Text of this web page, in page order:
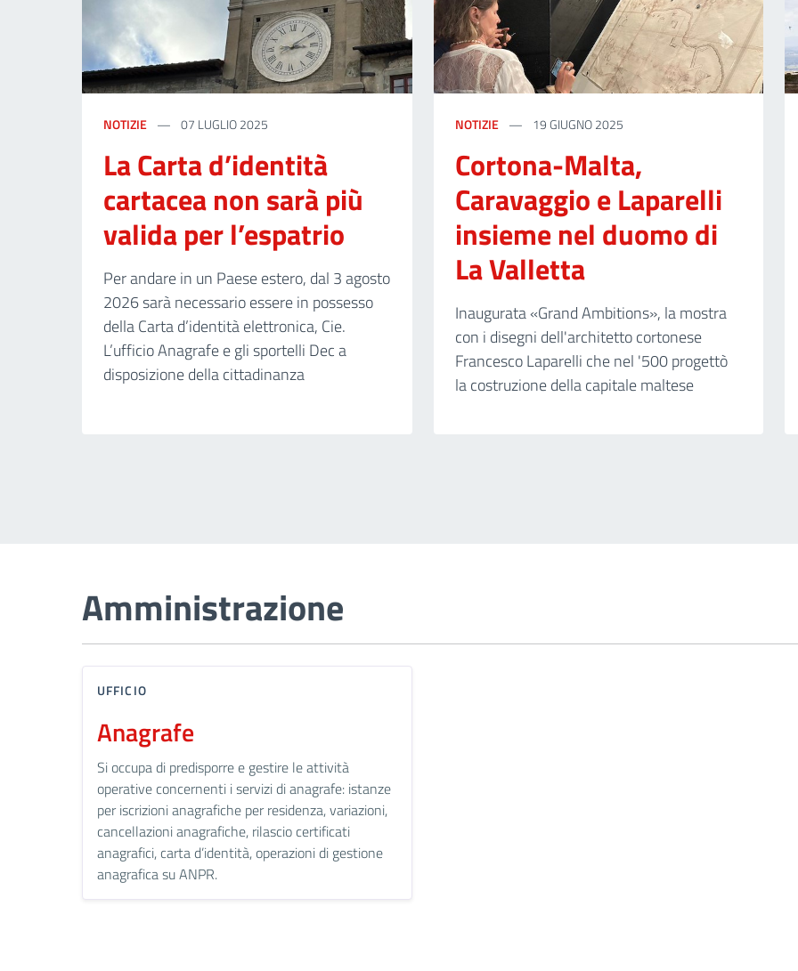
NOTIZIE 07 LUGLIO 2025
La Carta d’identità
cartacea non sarà più
valida per l’espatrio
Per andare in un Paese estero, dal 3 agosto
2026 sarà necessario essere in possesso
della Carta d’identità elettronica, Cie.
L’ufficio Anagrafe e gli sportelli Dec a
disposizione della cittadinanza
NOTIZIE 19 GIUGNO 2025
Cortona-Malta,
Caravaggio e Laparelli
insieme nel duomo di
La Valletta
Inaugurata «Grand Ambitions», la mostra
con i disegni dell'architetto cortonese
Francesco Laparelli che nel '500 progettò
la costruzione della capitale maltese
Amministrazione
UFFICIO
Anagrafe
Si occupa di predisporre e gestire le attività
operative concernenti i servizi di anagrafe: istanze
per iscrizioni anagrafiche per residenza, variazioni,
cancellazioni anagrafiche, rilascio certificati
anagrafici, carta d’identità, operazioni di gestione
anagrafica su ANPR.